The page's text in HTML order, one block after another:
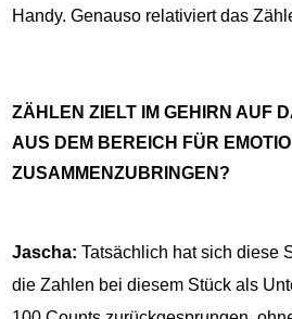
Handy. Genauso relativiert das
ZÄHLEN ZIELT IM GEHIRN AUF
AUS DEM BEREICH FÜR
ZUSAMMENZUBRINGEN?
Jascha: Tatsächlich hat sich diese
die Zahlen bei diesem Stück als